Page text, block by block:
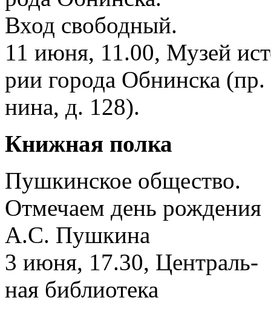
Вход свободный.
11 июня, 11.00, Музей
рии города Обнинска
нина, д. 128).
Книжная полка
Пушкинское общество.
Отмечаем день рождения
А.С. Пушкина
3 июня, 17.30, Централь-
ная библиотека